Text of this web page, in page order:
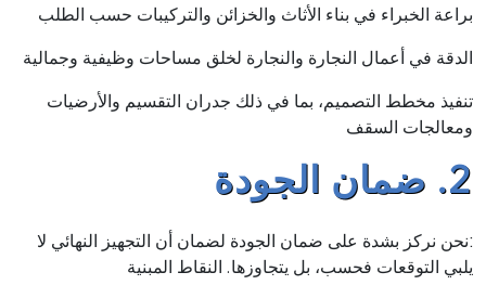
براعة الخبراء في بناء الأثاث والخزائن والتركيبات حسب الطلب
الدقة في أعمال النجارة والنجارة لخلق مساحات وظيفية وجمالية
تنفيذ مخطط التصميم، بما في ذلك جدران التقسيم والأرضيات
ومعالجات السقف
2. ضمان الجودة
:نحن نركز بشدة على ضمان الجودة لضمان أن التجهيز النهائي لا
يلبي التوقعات فحسب، بل يتجاوزها. النقاط المبنية